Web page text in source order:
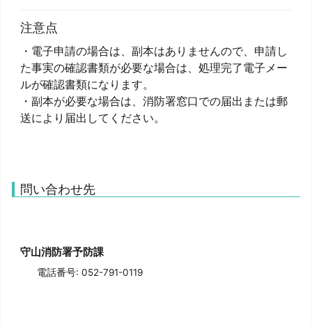
注意点
・電子申請の場合は、副本はありませんので、申請し
た事実の確認書類が必要な場合は、処理完了電子メー
ルが確認書類になります。
・副本が必要な場合は、消防署窓口での届出または郵
送により届出してください。
問い合わせ先
守山消防署予防課
電話番号: 052-791-0119